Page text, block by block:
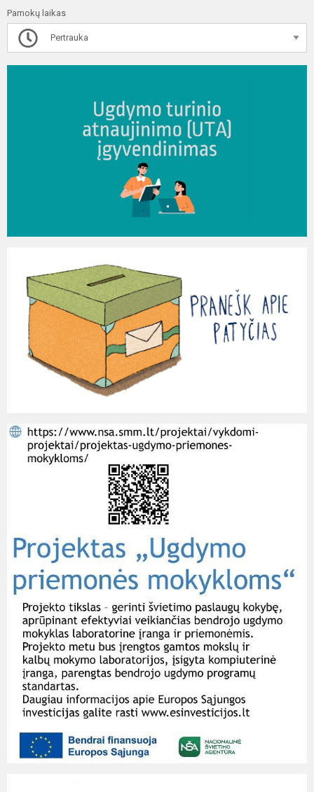
Pamokų laikas
Pertrauka